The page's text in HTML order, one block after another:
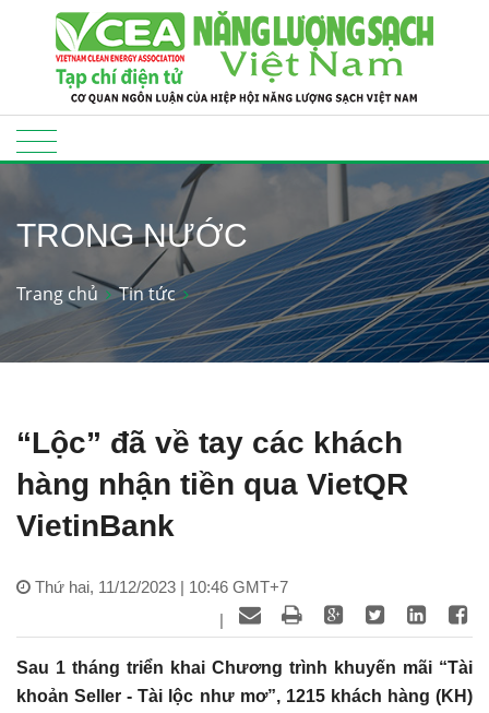
TRONG NƯỚC
Trang chủ Tin tức
“Lộc” đã về tay các khách
hàng nhận tiền qua VietQR
VietinBank
Thứ hai, 11/12/2023 | 10:46 GMT+7
|
Sau 1 tháng triển khai Chương trình khuyến mãi “Tài
khoản Seller - Tài lộc như mơ”, 1215 khách hàng (KH)